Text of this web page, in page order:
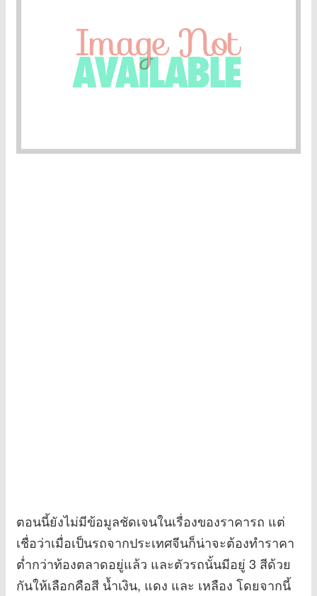
ตอนนี้ยังไม่มีข้อมูลชัดเจนในเรื่องของราคารถ แต่
เชื่อว่าเมื่อเป็นรถจากประเทศจีนก็น่าจะต้องทำราคา
ต่ำกว่าท้องตลาดอยู่แล้ว และตัวรถนั้นมีอยู่ 3 สีด้วย
กันให้เลือกคือสี น้ำเงิน, แดง และ เหลือง โดยจากนี้